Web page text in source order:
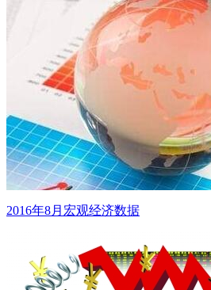
2016年8月宏观经济数据